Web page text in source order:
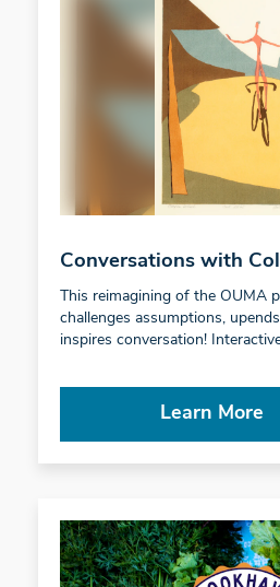
Conversations with
This reimagining of the OUMA
challenges assumptions,
inspires conversation!
Learn More